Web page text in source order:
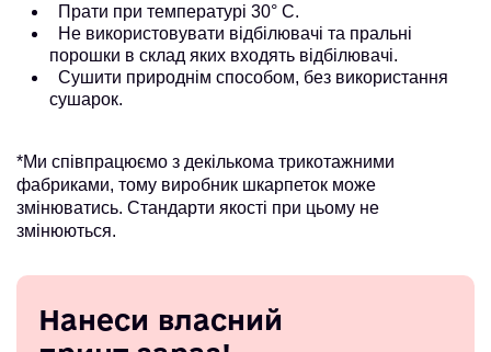
Прати при температурі 30° С.
Не використовувати відбілювачі та пральні
порошки в склад яких входять відбілювачі.
Сушити природнім способом, без використання
сушарок.
*Ми співпрацюємо з декількома трикотажними
фабриками, тому виробник шкарпеток може
змінюватись. Стандарти якості при цьому не
змінюються.
Нанеси власний